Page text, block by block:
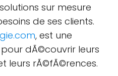
sur mesure
de ses clients.
, est une
dÃ©couvrir leurs
leurs rÃ©fÃ©rences.